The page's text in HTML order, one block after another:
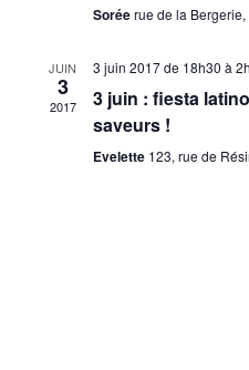
Soréerue de la Bergerie,
JUIN
3
2017
3 juin 2017 de 18h30 à
3 juin : fiesta
saveurs !
Evelette 123, rue de